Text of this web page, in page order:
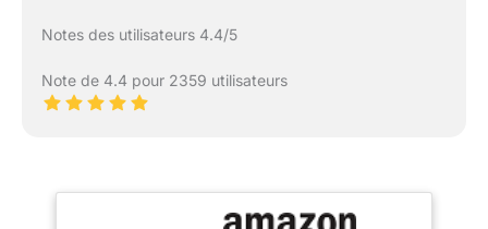
Notes des utilisateurs 4.4/5
Note de 4.4 pour 2359 utilisateurs